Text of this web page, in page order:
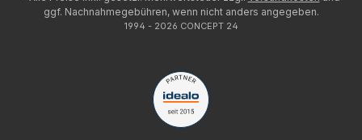
ggf. Nachnahmegebühren, wenn nicht anders angegeben.
1994 - 2026 CONCEPT 24